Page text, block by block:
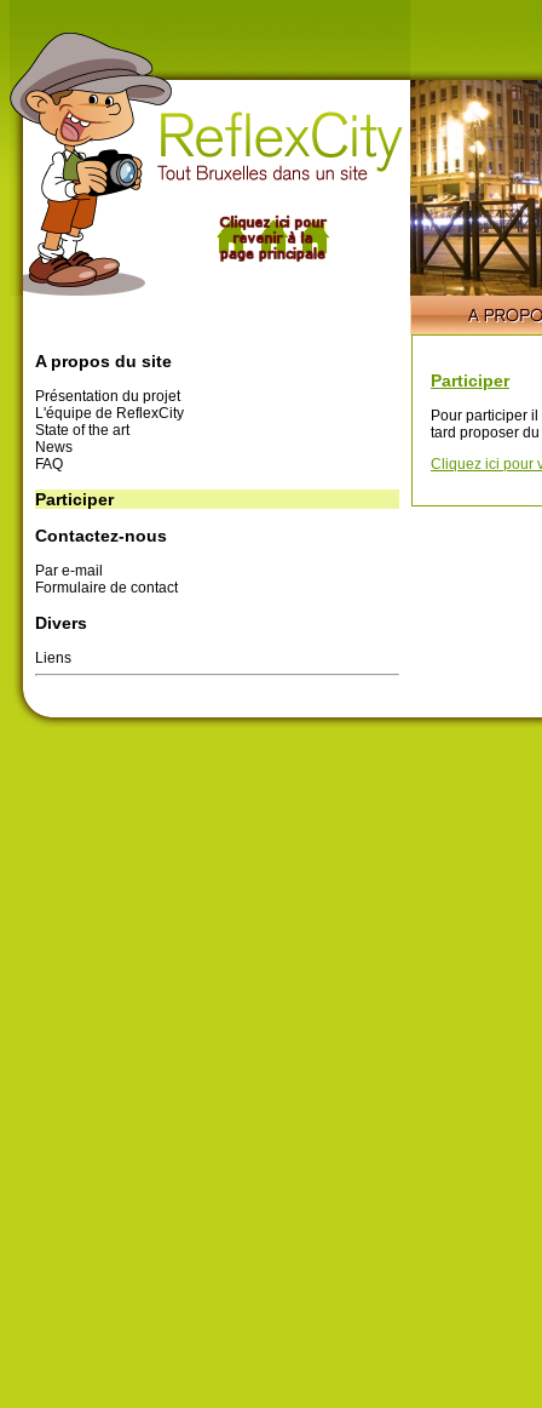
A propos du site
Présentation du projet
L'équipe de ReflexCity
State of the art
News
FAQ
Participer
Contactez-nous
Par e-mail
Formulaire de contact
Divers
Liens
Participer
Pour participer
tard proposer
Cliquez ici pour